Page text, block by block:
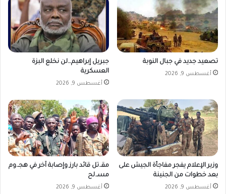
ا
ل
ش
ع
ب
ي
ة
تصعيد جديد في جبال النوبة
أغسطس 9, 2026
جبريل إبراهيم…لن نخلع البزة
العسكرية
أغسطس 9, 2026
وزير الإعلام يفجر مفاجأة الجيش على
بعد خطوات من الجنينة
أغسطس 9, 2026
مقـ.تل قائد بارز وإصابة آخر في هجـ.وم
مسـ.لح
أغسطس 9, 2026